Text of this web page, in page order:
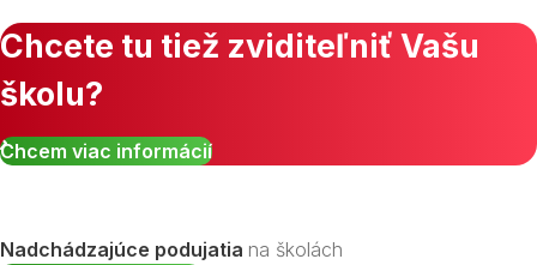
Chcete tu tiež zviditeľniť Vašu
školu?
Chcem viac informácií
Nadchádzajúce podujatia na školách